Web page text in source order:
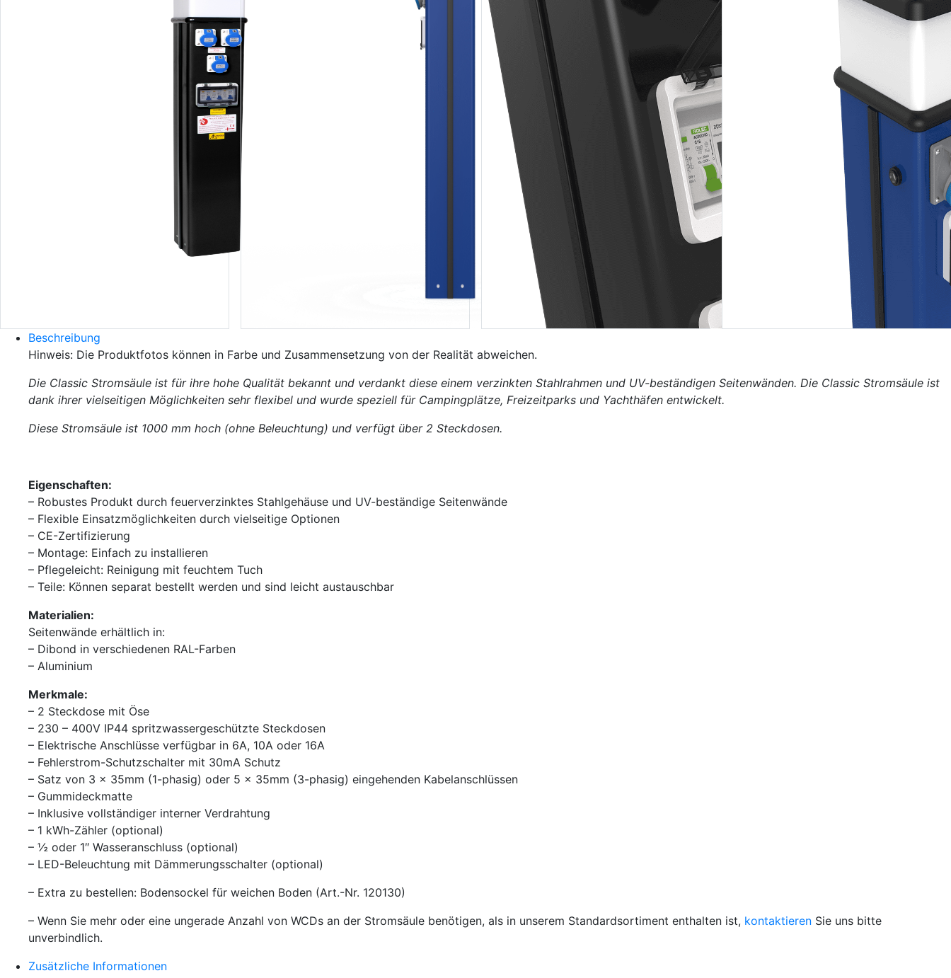
Beschreibung
Hinweis: Die Produktfotos können in Farbe und Zusammensetzung von der Realität abweichen.
Die Classic Stromsäule ist für ihre hohe Qualität bekannt und verdankt diese einem verzinkten Stahlrahmen und UV-beständigen Seitenwänden. Die Classic Stromsäule ist
dank ihrer vielseitigen Möglichkeiten sehr flexibel und wurde speziell für Campingplätze, Freizeitparks und Yachthäfen entwickelt.
Diese Stromsäule ist 1000 mm hoch (ohne Beleuchtung) und verfügt über 2 Steckdosen.
Eigenschaften:
– Robustes Produkt durch feuerverzinktes Stahlgehäuse und UV-beständige Seitenwände
– Flexible Einsatzmöglichkeiten durch vielseitige Optionen
– CE-Zertifizierung
– Montage: Einfach zu installieren
– Pflegeleicht: Reinigung mit feuchtem Tuch
– Teile: Können separat bestellt werden und sind leicht austauschbar
Materialien:
Seitenwände erhältlich in:
– Dibond in verschiedenen RAL-Farben
– Aluminium
Merkmale:
– 2 Steckdose mit Öse
– 230 – 400V IP44 spritzwassergeschützte Steckdosen
– Elektrische Anschlüsse verfügbar in 6A, 10A oder 16A
– Fehlerstrom-Schutzschalter mit 30mA Schutz
– Satz von 3 x 35mm (1-phasig) oder 5 x 35mm (3-phasig) eingehenden Kabelanschlüssen
– Gummideckmatte
– Inklusive vollständiger interner Verdrahtung
– 1 kWh-Zähler (optional)
– ½ oder 1″ Wasseranschluss (optional)
– LED-Beleuchtung mit Dämmerungsschalter (optional)
– Extra zu bestellen: Bodensockel für weichen Boden (Art.-Nr. 120130)
– Wenn Sie mehr oder eine ungerade Anzahl von WCDs an der Stromsäule benötigen, als in unserem Standardsortiment enthalten ist, kontaktieren Sie uns bitte
unverbindlich.
Zusätzliche Informationen